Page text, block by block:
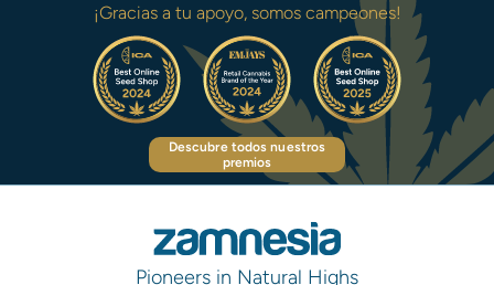
¡Gracias a tu apoyo, somos campeones!
Descubre todos nuestros
premios
Pioneers in Natural Highs